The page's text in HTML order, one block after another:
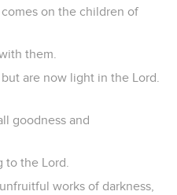
on the children of
them.
are now light in the Lord.
goodness and
to the Lord.
works of darkness,